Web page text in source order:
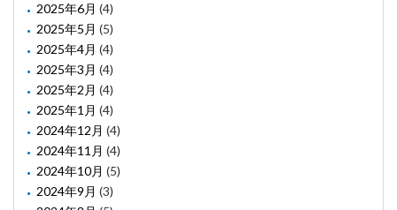
2025年6月 (4)
2025年5月 (5)
2025年4月 (4)
2025年3月 (4)
2025年2月 (4)
2025年1月 (4)
2024年12月 (4)
2024年11月 (4)
2024年10月 (5)
2024年9月 (3)